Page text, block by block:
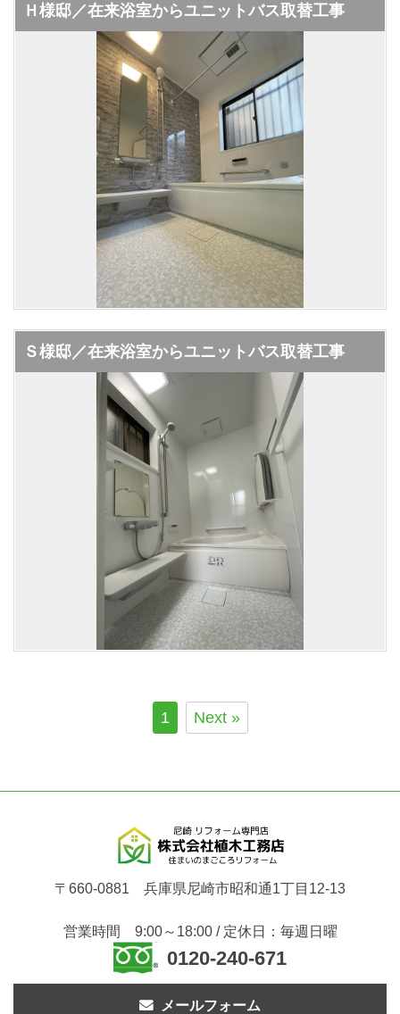
Ｈ様邸／在来浴室からユニットバス取替工事
Ｓ様邸／在来浴室からユニットバス取替工事
1 Next »
〒660-0881 兵庫県尼崎市昭和通1丁目12-13
営業時間 9:00～18:00 / 定休日：毎週日曜
0120-240-671
メールフォーム